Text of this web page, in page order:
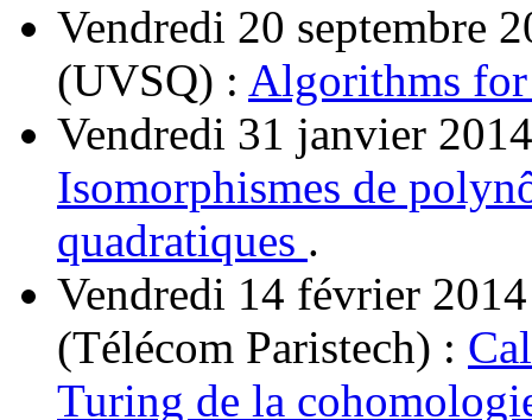
Vendredi 20 septembre
(UVSQ) : Algorithms
Vendredi 31 janvier
Isomorphismes de
quadratiques .
Vendredi 14 février
(Télécom Paristech) :
Turing de la